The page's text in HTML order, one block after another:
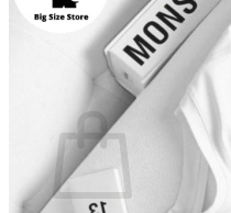
Quay trở lại cửa hàng
Giỏ hàng